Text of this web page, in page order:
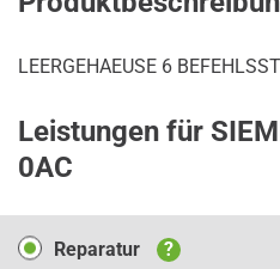
LEERGEHAEUSE 6
Leistungen für
0AC
Reparatur
Reparatur ?